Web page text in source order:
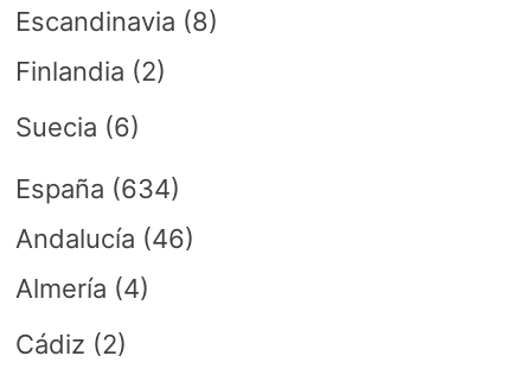
Escandinavia (8)
Finlandia (2)
Suecia (6)
España (634)
Andalucía (46)
Almería (4)
Cádiz (2)